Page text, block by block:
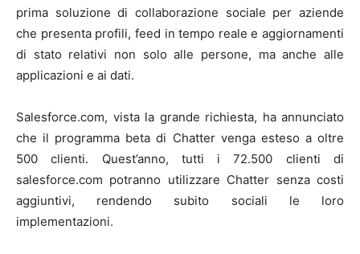
prima soluzione di collaborazione sociale per aziende
che presenta profili, feed in tempo reale e aggiornamenti
di stato relativi non solo alle persone, ma anche alle
applicazioni e ai dati.
Salesforce.com, vista la grande richiesta, ha annunciato
che il programma beta di Chatter venga esteso a oltre
500 clienti. Quest’anno, tutti i 72.500 clienti di
salesforce.com potranno utilizzare Chatter senza costi
aggiuntivi, rendendo subito sociali le loro
implementazioni.